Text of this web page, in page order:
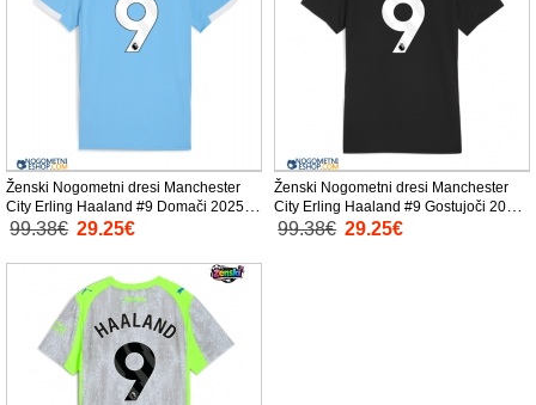
Ženski Nogometni dresi Manchester
City Erling Haaland #9 Domači 2025-
26 Kratek Rokav
99.38€ 29.25€
Ženski Nogometni dresi Manchester
City Erling Haaland #9 Gostujoči 2025-
26 Kratek Rokav
99.38€ 29.25€